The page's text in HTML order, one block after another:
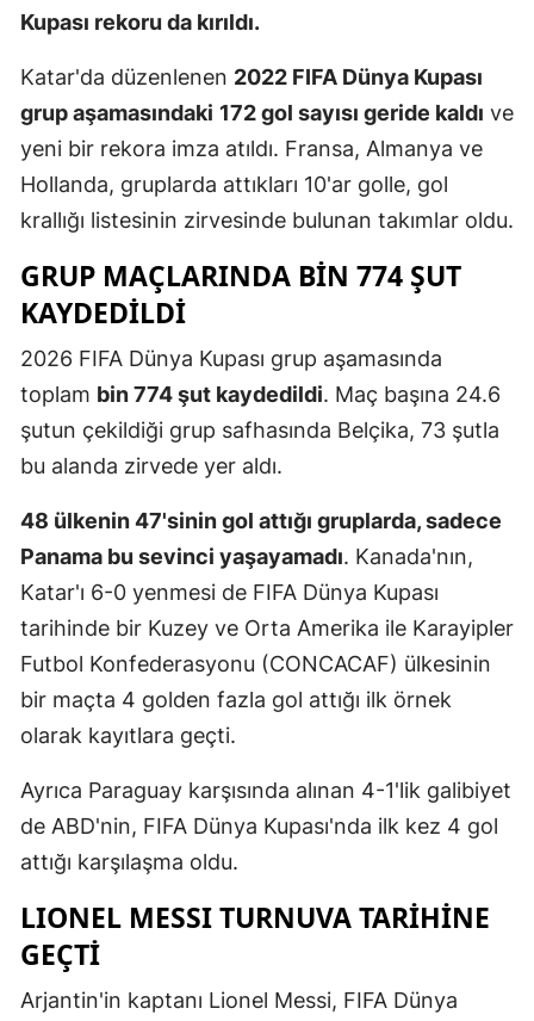
Eskişehir
Gaziantep
Giresun
Gümüşhane
Hatay
Isparta
İzmir
Kars
Kastamonu
Kayseri
Kırşehir
Konya
Malatya
Kupası rekoru da kırıldı.
Katar'da düzenlenen 2022 FIFA Dünya Kupası
grup aşamasındaki 172 gol sayısı geride kaldı ve
yeni bir rekora imza atıldı. Fransa, Almanya ve
Hollanda, gruplarda attıkları 10'ar golle, gol
krallığı listesinin zirvesinde bulunan takımlar oldu.
GRUP MAÇLARINDA BIN 774 ŞUT
KAYDEDILDI
2026 FIFA Dünya Kupası grup aşamasında
toplam bin 774 şut kaydedildi. Maç başına 24.6
şutun çekildiği grup safhasında Belçika, 73 şutla
bu alanda zirvede yer aldı.
48 ülkenin 47'sinin gol attığı gruplarda, sadece
Panama bu sevinci yaşayamadı. Kanada'nın,
Katar'ı 6-0 yenmesi de FIFA Dünya Kupası
tarihinde bir Kuzey ve Orta Amerika ile Karayipler
Futbol Konfederasyonu (CONCACAF) ülkesinin
bir maçta 4 golden fazla gol attığı ilk örnek
olarak kayıtlara geçti.
Ayrıca Paraguay karşısında alınan 4-1'lik galibiyet
de ABD'nin, FIFA Dünya Kupası'nda ilk kez 4 gol
attığı karşılaşma oldu.
LIONEL MESSI TURNUVA TARİHİNE
GEÇTİ
Arjantin'in kaptanı Lionel Messi, FIFA Dünya